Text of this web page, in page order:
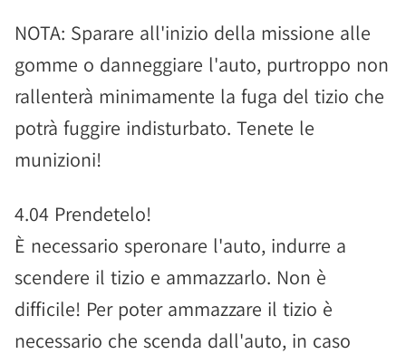
NOTA: Sparare all'inizio della missione alle
gomme o danneggiare l'auto, purtroppo non
rallenterà minimamente la fuga del tizio che
potrà fuggire indisturbato. Tenete le
munizioni!
4.04 Prendetelo!
È necessario speronare l'auto, indurre a
scendere il tizio e ammazzarlo. Non è
difficile! Per poter ammazzare il tizio è
necessario che scenda dall'auto, in caso